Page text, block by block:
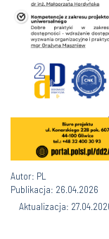
Autor: PL
Publikacja: 26.04.2026
Aktualizacja: